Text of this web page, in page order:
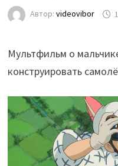
Автор: videovibor
Мультфильм о
конструировать